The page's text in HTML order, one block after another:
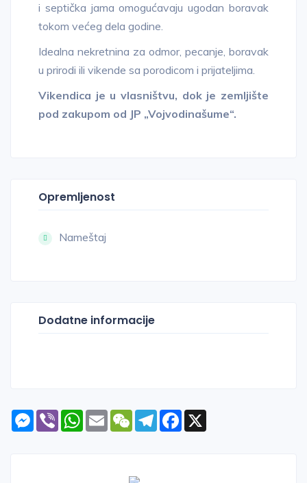
i septička jama omogućavaju ugodan boravak
tokom većeg dela godine.
Idealna nekretnina za odmor, pecanje, boravak
u prirodi ili vikende sa porodicom i prijateljima.
Vikendica je u vlasništvu, dok je zemljište
pod zakupom od JP „Vojvodinašume“.
Opremljenost
Nameštaj
Dodatne informacije
Messenger
Viber WhatsApp
Email WeChatTelegramFacebook